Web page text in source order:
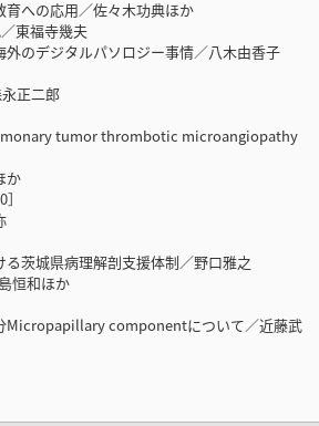
への応用／佐々木功典ほか
東福寺幾夫
のデジタルパソロジー事情／八木由香子
正二郎
tumor thrombotic microangiopathy
か
茨城県病理解剖支援体制／野口雅之
恒和ほか
Micropapillary componentについて／近藤武